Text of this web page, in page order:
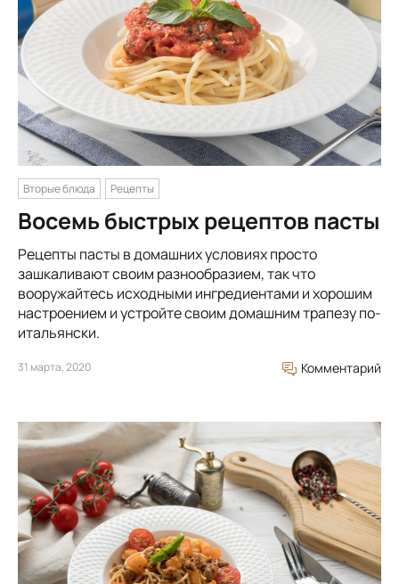
Вторые блюда Рецепты
Восемь быстрых рецептов пасты
Рецепты пасты в домашних условиях просто
зашкаливают своим разнообразием, так что
вооружайтесь исходными ингредиентами и хорошим
настроением и устройте своим домашним трапезу по-
итальянски.
31 марта, 2020 Комментарий